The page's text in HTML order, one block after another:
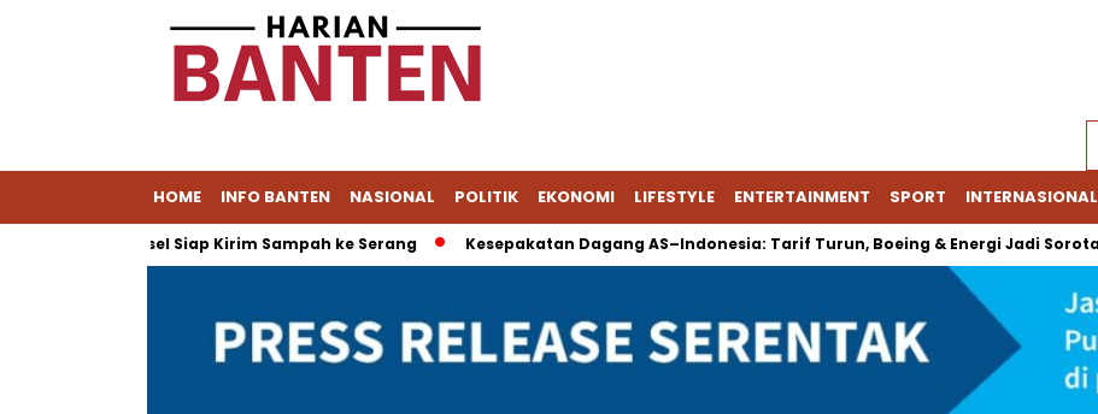
HOME INFO BANTEN NASIONAL POLITIK EKONOMI LIFESTYLE ENTERTAINMENT SPORT INTERNASIONAL
Tangsel Siap Kirim Sampah ke Serang Kesepakatan Dagang AS–Indonesia: Tarif Turun, Boeing & Energi Jadi Sorotan